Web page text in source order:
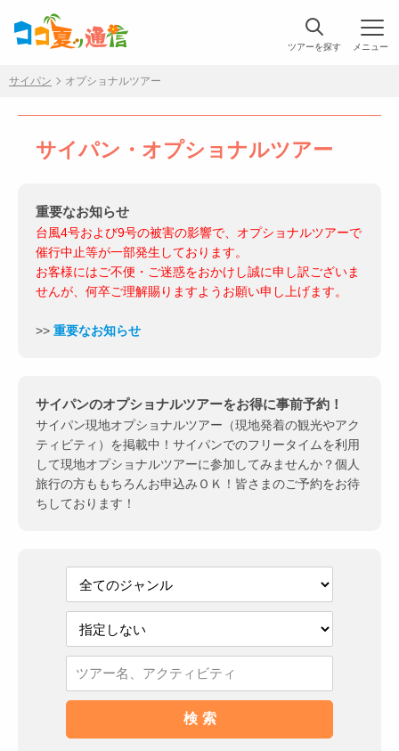
ツアーを探す
サイパン オプショナルツアー
サイパン・オプショナルツアー
重要なお知らせ
台風4号および9号の被害の影響で、オプショナルツアーで
催行中止等が一部発生しております。
お客様にはご不便・ご迷惑をおかけし誠に申し訳ございま
せんが、何卒ご理解賜りますようお願い申し上げます。
>> 重要なお知らせ
サイパンのオプショナルツアーをお得に事前予約！
サイパン現地オプショナルツアー（現地発着の観光やアク
ティビティ）を掲載中！サイパンでのフリータイムを利用
して現地オプショナルツアーに参加してみませんか？個人
旅行の方ももちろんお申込みＯＫ！皆さまのご予約をお待
ちしております！
メニュー